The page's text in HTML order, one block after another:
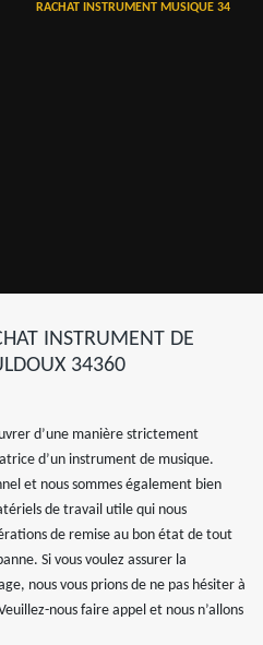
RACHAT INSTRUMENT MUSIQUE 34
INSTRUMENT DE
34360
d’une manière strictement
d’un instrument de musique.
et nous sommes également bien
de travail utile qui nous
de remise au bon état de tout
Si vous voulez assurer la
nous vous prions de ne pas hésiter à
nous faire appel et nous n’allons